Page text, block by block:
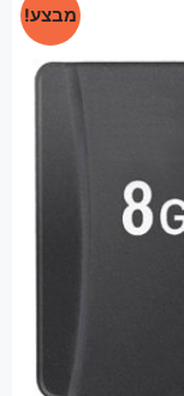
מבצע!